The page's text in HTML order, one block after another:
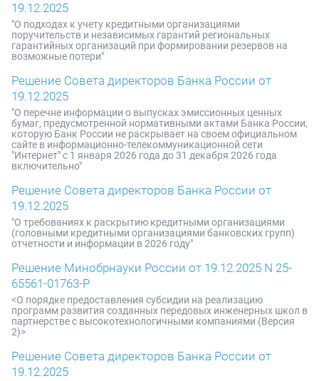
19.12.2025
"О подходах к учету кредитными организациями
поручительств и независимых гарантий региональных
гарантийных организаций при формировании резервов на
возможные потери"
Решение Совета директоров Банка России от
19.12.2025
"О перечне информации о выпусках эмиссионных ценных
бумаг, предусмотренной нормативными актами Банка России,
которую Банк России не раскрывает на своем официальном
сайте в информационно-телекоммуникационной сети
"Интернет" с 1 января 2026 года до 31 декабря 2026 года
включительно"
Решение Совета директоров Банка России от
19.12.2025
"О требованиях к раскрытию кредитными организациями
(головными кредитными организациями банковских групп)
отчетности и информации в 2026 году"
Решение Минобрнауки России от 19.12.2025 N 25-
65561-01763-Р
<О порядке предоставления субсидии на реализацию
программ развития созданных передовых инженерных школ в
партнерстве с высокотехнологичными компаниями (Версия
2)>
Решение Совета директоров Банка России от
19.12.2025